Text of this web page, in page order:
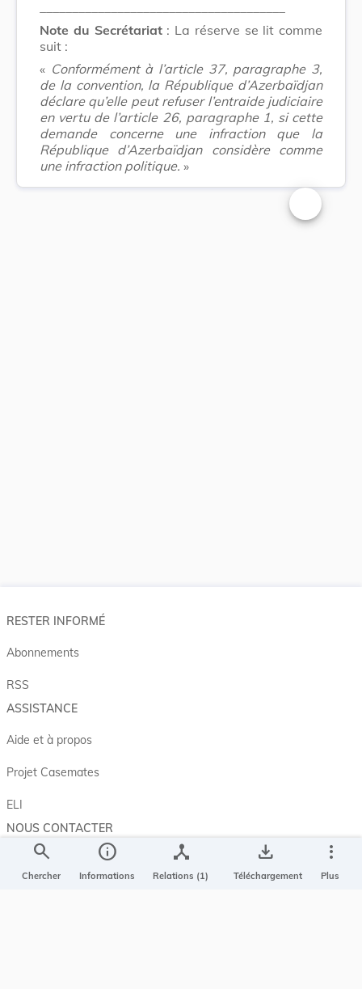
Note du Secrétariat: La réserve se lit comme
suit :
« Conformément à l’article 37, paragraphe 3,
de la convention, la République d’Azerbaïdjan
déclare qu’elle peut refuser l’entraide judiciaire
en vertu de l’article 26, paragraphe 1, si cette
demande concerne une infraction que la
République d’Azerbaïdjan considère comme
une infraction politique. »
Changer la
search
Chercher
info
Informations
device_hub
Relations (1)
save_alt
Téléchargement
more_vert
Plus
RESTER INFORMÉ
Abonnements
RSS
ASSISTANCE
Aide et à propos
Projet Casemates
ELI
NOUS CONTACTER
Service central de législation
5, rue Plaetis